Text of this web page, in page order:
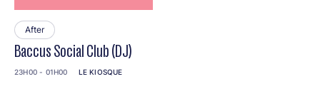
After
Baccus Social Club (DJ)
23H00 - 01H00 LE KIOSQUE